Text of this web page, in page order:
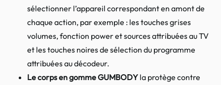
sélectionner l’appareil correspondant en amont de
chaque action, par exemple : les touches grises
volumes, fonction power et sources attribuées au TV
et les touches noires de sélection du programme
attribuées au décodeur.
Le corps en gomme GUMBODY la protège contre